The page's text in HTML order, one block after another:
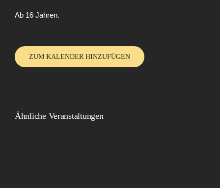
Ab 16 Jahren.
ZUM KALENDER HINZUFÜGEN
Ähnliche Veranstaltungen